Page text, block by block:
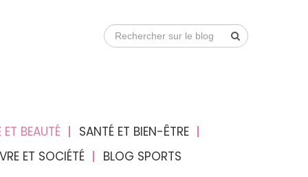
BEAUTÉ
SANTÉ ET BIEN-ÊTRE
ET SOCIÉTÉ
BLOG SPORTS